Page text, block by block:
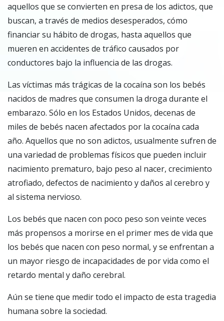
aquellos que se convierten en presa de los adictos, que
buscan, a través de medios desesperados, cómo
financiar su hábito de drogas, hasta aquellos que
mueren en accidentes de tráfico causados por
conductores bajo la influencia de las drogas.
Las víctimas más trágicas de la cocaína son los bebés
nacidos de madres que consumen la droga durante el
embarazo. Sólo en los Estados Unidos, decenas de
miles de bebés nacen afectados por la cocaína cada
año. Aquellos que no son adictos, usualmente sufren de
una variedad de problemas físicos que pueden incluir
nacimiento prematuro, bajo peso al nacer, crecimiento
atrofiado, defectos de nacimiento y daños al cerebro y
al sistema nervioso.
Los bebés que nacen con poco peso son veinte veces
más propensos a morirse en el primer mes de vida que
los bebés que nacen con peso normal, y se enfrentan a
un mayor riesgo de incapacidades de por vida como el
retardo mental y daño cerebral.
Aún se tiene que medir todo el impacto de esta tragedia
humana sobre la sociedad.